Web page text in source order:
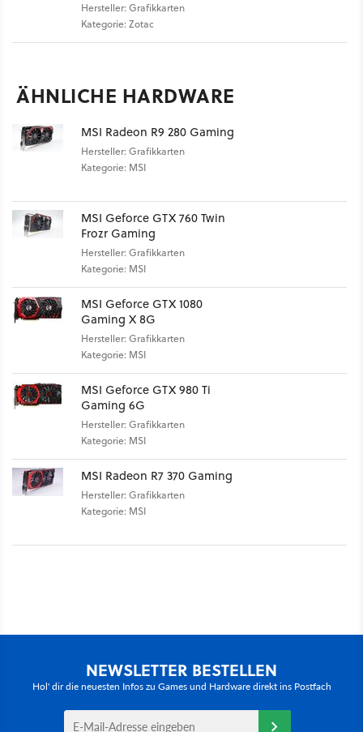
Hersteller: Grafikkarten
Kategorie: Zotac
ÄHNLICHE HARDWARE
MSI Radeon R9 280 Gaming
Hersteller: Grafikkarten
Kategorie: MSI
MSI Geforce GTX 760 Twin
Frozr Gaming
Hersteller: Grafikkarten
Kategorie: MSI
MSI Geforce GTX 1080
Gaming X 8G
Hersteller: Grafikkarten
Kategorie: MSI
MSI Geforce GTX 980 Ti
Gaming 6G
Hersteller: Grafikkarten
Kategorie: MSI
MSI Radeon R7 370 Gaming
Hersteller: Grafikkarten
Kategorie: MSI
NEWSLETTER BESTELLEN
Hol' dir die neuesten Infos zu Games und Hardware direkt ins Postfach